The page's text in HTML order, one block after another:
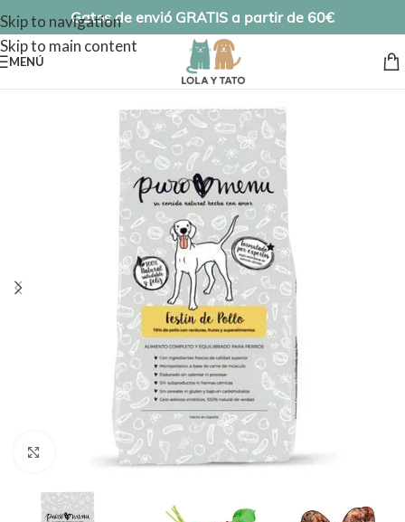
Skip to navigation
Skip to main content
Gatos de envió GRATIS a partir de 60€
MENÚ
Haga Click para agrandar